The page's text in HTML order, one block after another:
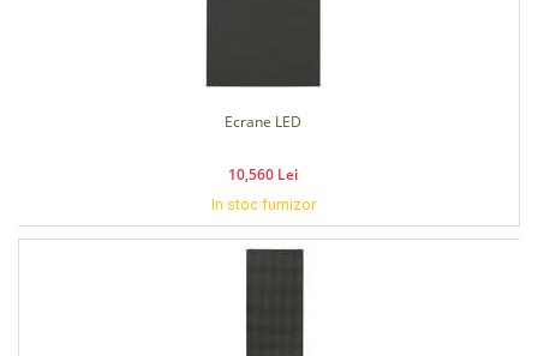
Ecrane LED
10,560 Lei
In stoc furnizor